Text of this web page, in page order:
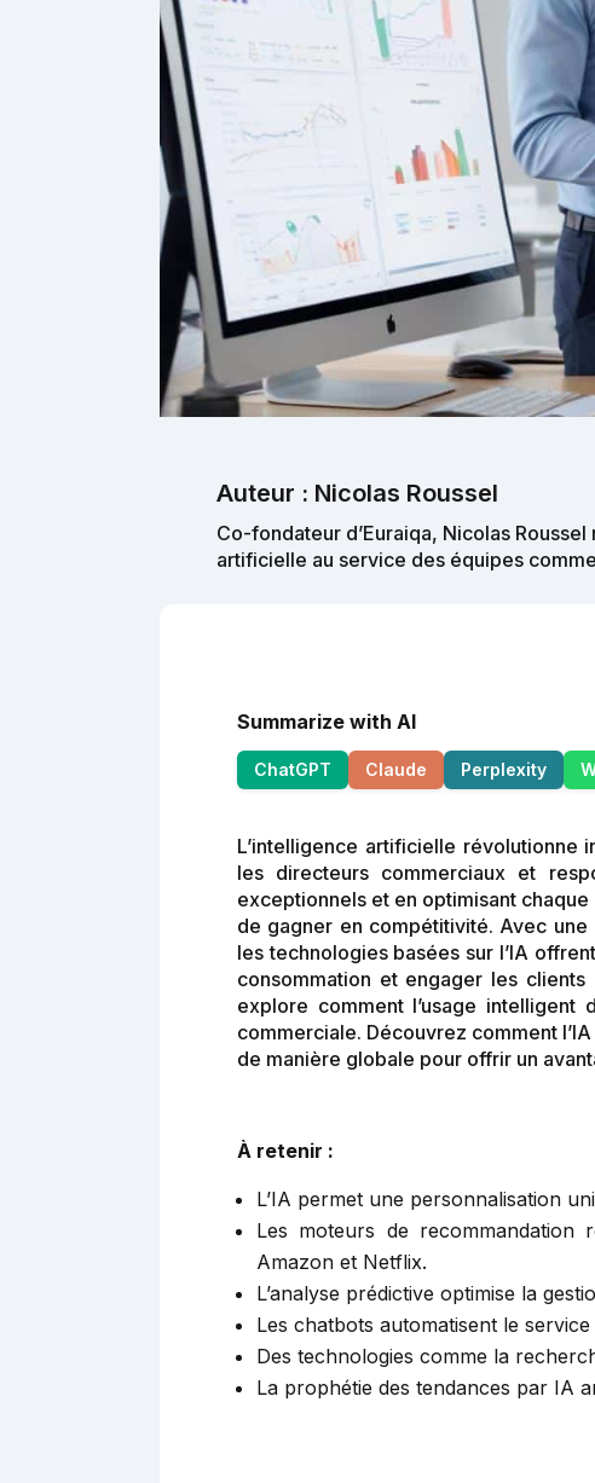
Auteur : Nicolas Roussel
Co-fondateur d’Euraiqa, Nicolas Roussel
artificielle au service des équipes
Summarize with AI
ChatGPT Claude Perplexity
L’intelligence artificielle
les directeurs commerciaux et
exceptionnels et en optimisant
de gagner en compétitivité. Avec
les technologies basées sur l’IA
consommation et engager les
explore comment l’usage
commerciale. Découvrez comment
de manière globale pour offrir un
À retenir :
L’IA permet une personnalisation
Les moteurs de recommandation
Amazon et Netflix.
L’analyse prédictive optimise la
Les chatbots automatisent le
Des technologies comme la
La prophétie des tendances par IA